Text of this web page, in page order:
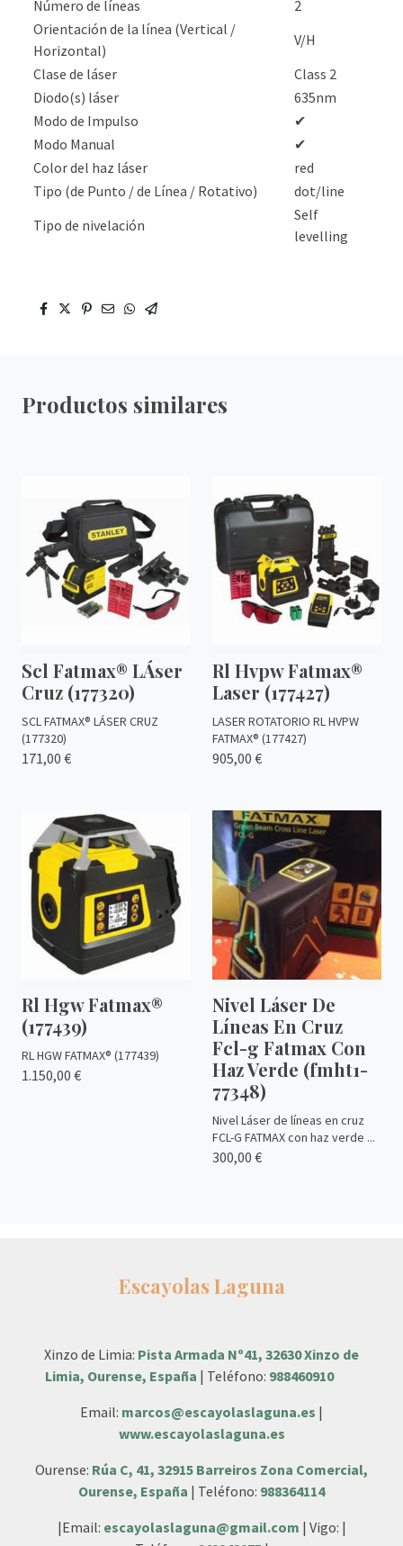
Número de líneas
2
Orientación de la línea (Vertical /
Horizontal)
V/H
Clase de láser
Class 2
Diodo(s) láser
635nm
Modo de Impulso
✔
Modo Manual
✔
Color del haz láser
red
Tipo (de Punto / de Línea / Rotativo)
dot/line
Tipo de nivelación
Self
levelling
Productos similares
Scl Fatmax® LÁser
Cruz (177320)
SCL FATMAX® LÁSER CRUZ
(177320)
171,00 €
Rl Hvpw Fatmax®
Laser (177427)
LASER ROTATORIO RL HVPW
FATMAX® (177427)
905,00 €
Rl Hgw Fatmax®
(177439)
RL HGW FATMAX® (177439)
1.150,00 €
Nivel Láser De
Líneas En Cruz
Fcl-g Fatmax Con
Haz Verde (fmht1-
77348)
Nivel Láser de líneas en cruz
FCL-G FATMAX con haz verde ...
300,00 €
Escayolas Laguna
Xinzo de Limia: Pista Armada Nº41, 32630 Xinzo de
Limia, Ourense, España | Teléfono: 988460910
Email: marcos@escayolaslaguna.es |
www.escayolaslaguna.es
Ourense: Rúa C, 41, 32915 Barreiros Zona Comercial,
Ourense, España | Teléfono: 988364114
|Email: escayolaslaguna@gmail.com | Vigo: |